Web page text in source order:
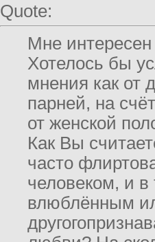
Quote:
Мне
Хотелось бы
мнения как от
парней, на
от женской
Как Вы
часто
человеком, и
влюблённым